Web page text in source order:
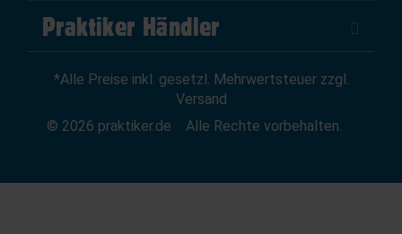
AGB
Widerrufsrecht
DIY Helden
Marktplatz
News
Praktiker Händler
Zum Händler-Login
Affiliate Partnerprogramm
*Alle Preise inkl. gesetzl. Mehrwertsteuer zzgl.
Versand
© 2026 praktiker.de
Alle Rechte vorbehalten.